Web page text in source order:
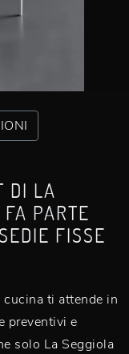
DI LA
PARTE
FISSE
cucina ti attende in
preventivi e
solo La Seggiola